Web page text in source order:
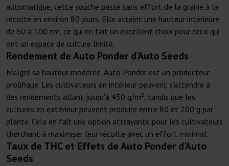
automatique, cette souche passe sans effort de la graine à la
récolte en environ 80 jours. Elle atteint une hauteur intérieure
de 60 à 100 cm, ce qui en fait un excellent choix pour ceux qui
ont un espace de culture limité.
Rendement de Auto Ponder d'Auto Seeds
Malgré sa hauteur modérée, Auto Ponder est un producteur
prolifique. Les cultivateurs en intérieur peuvent s'attendre à
des rendements allant jusqu'à 450 g/m², tandis que les
cultures en extérieur peuvent produire entre 80 et 200 g par
plante. Cela en fait une option attrayante pour les cultivateurs
cherchant à maximiser leur récolte avec un effort minimal.
Taux de THC et Effets de Auto Ponder d'Auto
Seeds